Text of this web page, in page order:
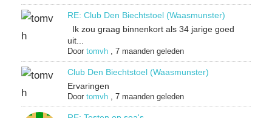
RE: Club Den Biechtstoel (Waasmunster)
Ik zou graag binnenkort als 34 jarige goed
uit...
Door tomvh, 7 maanden geleden
Club Den Biechtstoel (Waasmunster)
Ervaringen
Door tomvh, 7 maanden geleden